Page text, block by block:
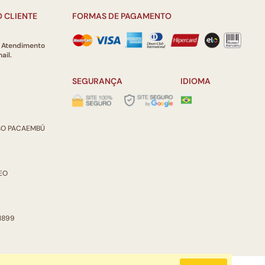
CLIENTE
Atendimento
PACAEMBÚ
FORMAS DE PAGAMENTO
SEGURANÇA IDIOMA